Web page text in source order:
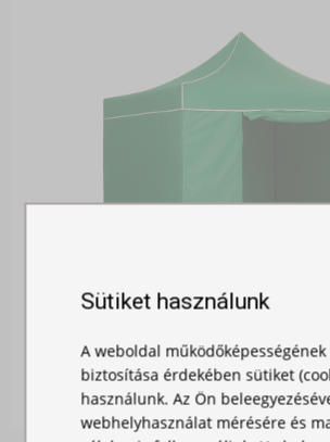
Raktáron
12 900,00 Ft
Sütiket használunk
A weboldal működőképességének
biztosítása érdekében sütiket
használunk. Az Ön
webhelyhasználat mérésére és